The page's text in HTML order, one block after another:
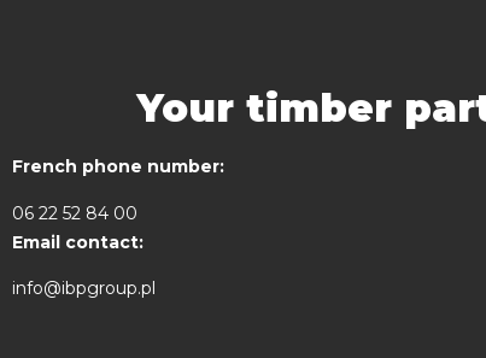
Your timber
French phone number:
06 22 52 84 00
Email contact:
info@ibpgroup.pl